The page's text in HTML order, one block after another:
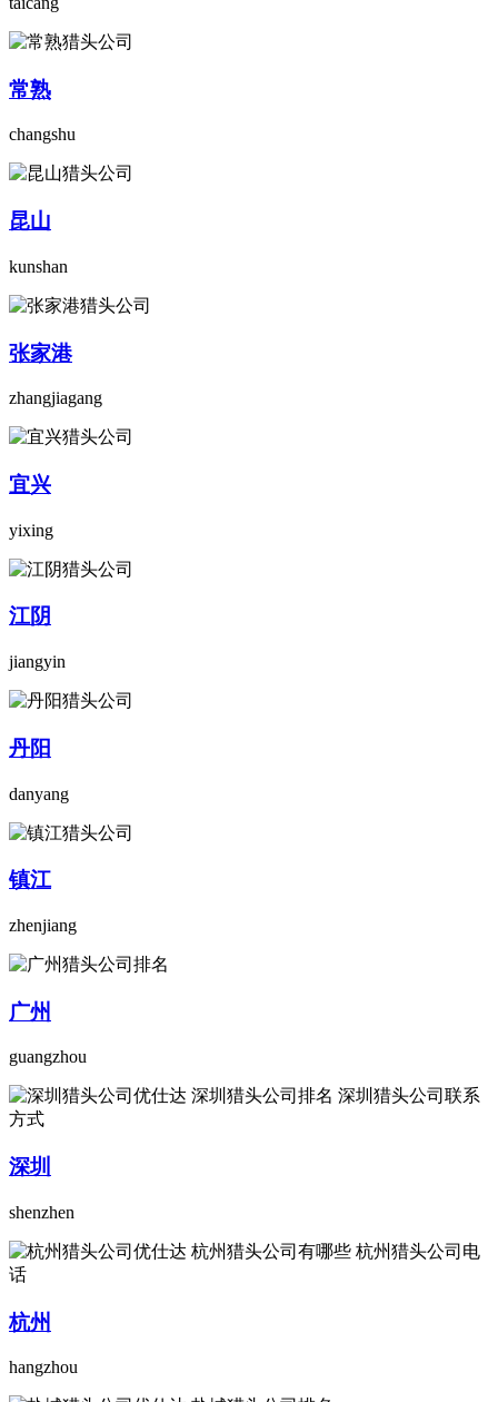
常熟
changshu
昆山
kunshan
张家港
zhangjiagang
宜兴
yixing
江阴
jiangyin
丹阳
danyang
镇江
zhenjiang
广州
guangzhou
深圳
shenzhen
杭州
hangzhou